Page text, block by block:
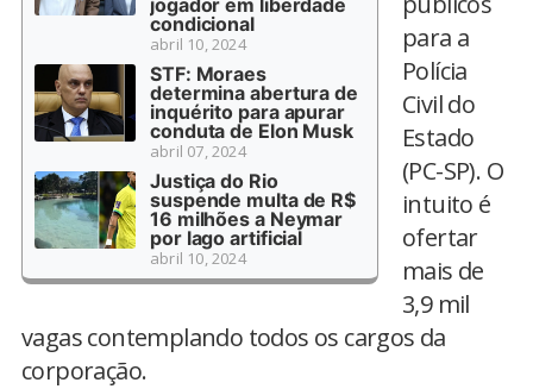
jogador em liberdade
condicional
abril 10, 2024
STF: Moraes
determina abertura de
inquérito para apurar
conduta de Elon Musk
abril 07, 2024
Justiça do Rio
suspende multa de R$
16 milhões a Neymar
por lago artificial
abril 10, 2024
para a
Polícia
Civil do
Estado
(PC-SP). O
intuito é
ofertar
mais de
3,9 mil
vagas contemplando todos os cargos da
corporação.